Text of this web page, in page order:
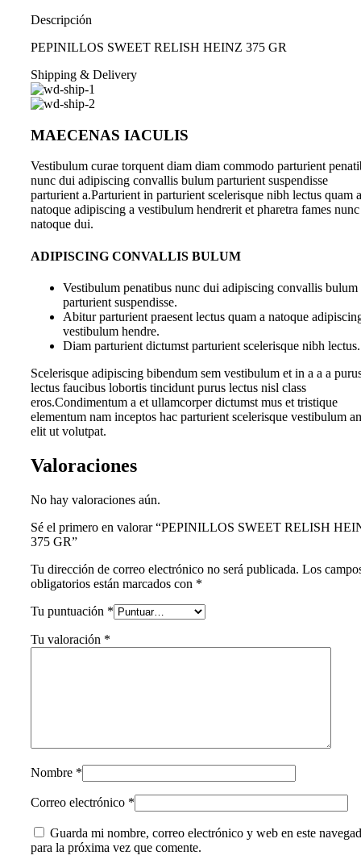
Descripción
PEPINILLOS SWEET RELISH HEINZ 375 GR
Shipping & Delivery
MAECENAS IACULIS
Vestibulum curae torquent diam diam commodo parturient
nunc dui adipiscing convallis bulum parturient suspendisse
parturient a.Parturient in parturient scelerisque nibh lectus quam a
natoque adipiscing a vestibulum hendrerit et pharetra fames nunc
natoque dui.
ADIPISCING CONVALLIS BULUM
Vestibulum penatibus nunc dui adipiscing convallis bulum
parturient suspendisse.
Abitur parturient praesent lectus quam a natoque
vestibulum hendre.
Diam parturient dictumst parturient scelerisque nibh lectus.
Scelerisque adipiscing bibendum sem vestibulum et in a a a
lectus faucibus lobortis tincidunt purus lectus nisl class
eros.Condimentum a et ullamcorper dictumst mus et tristique
elementum nam inceptos hac parturient scelerisque vestibulum
elit ut volutpat.
Valoraciones
No hay valoraciones aún.
Sé el primero en valorar “PEPINILLOS SWEET RELISH
375 GR”
Tu dirección de correo electrónico no será publicada. Los
obligatorios están marcados con *
Tu puntuación *
Tu valoración *
Nombre *
Correo electrónico *
Guarda mi nombre, correo electrónico y web en este
para la próxima vez que comente.